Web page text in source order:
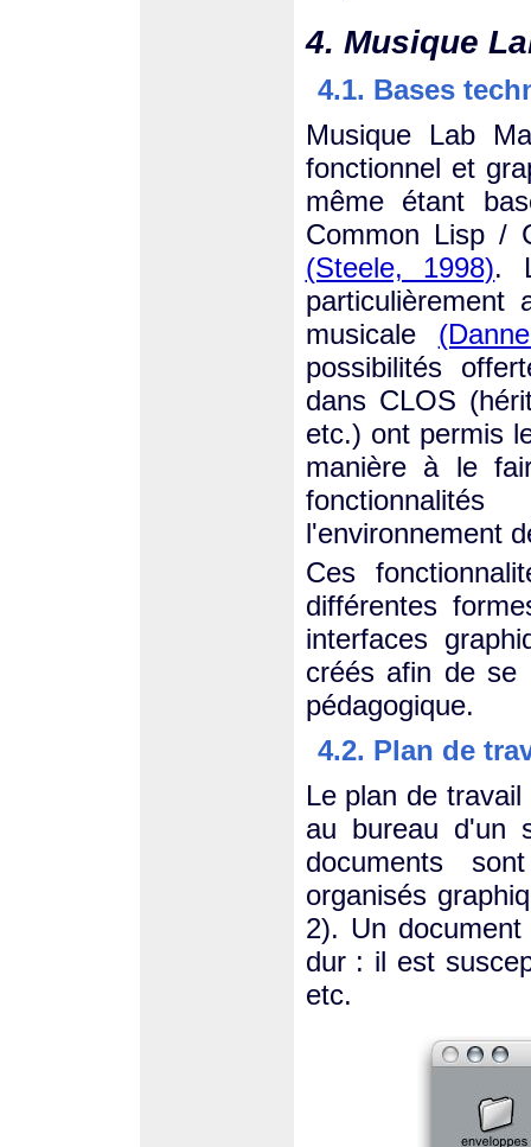
4. Musique
4.1. Bases
Musique Lab
fonctionnel et
même étant
Common Lisp /
(Steele, 1998).
particulièrement
musicale
possibilités
dans CLOS
etc.) ont permis
manière à le
l'environnement
Ces
différentes
interfaces
créés afin de se
pédagogique.
4.2. Plan de
Le plan de
au bureau d'un
documents
organisés
2). Un
dur : il est
etc.